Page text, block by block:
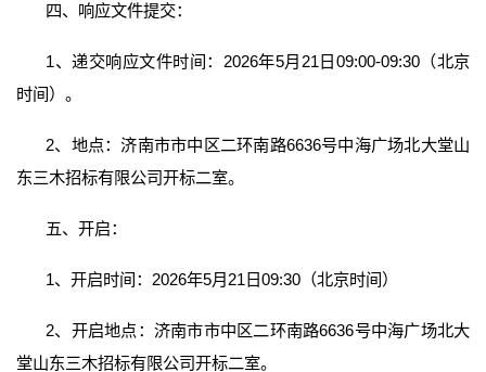
四、响应文件提交：
1、递交响应文件时间：2026年5月21日09:00-09:30（北京
时间）。
2、地点：济南市市中区二环南路6636号中海广场北大堂山
东三木招标有限公司开标二室。
五、开启：
1、开启时间：2026年5月21日09:30（北京时间）
2、开启地点：济南市市中区二环南路6636号中海广场北大
堂山东三木招标有限公司开标二室。